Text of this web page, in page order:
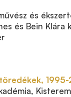
és
és Bein Klára
1995-
Kisterem